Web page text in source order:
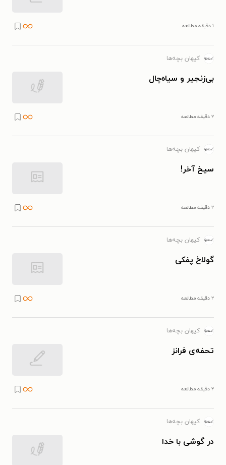
۱ دقیقه مطالعه
کیهان بچه‌ها
بی‌زنجیر و سیاه‌چال
۲ دقیقه مطالعه
کیهان بچه‌ها
سیخ آخر!
۲ دقیقه مطالعه
کیهان بچه‌ها
گولاخ پفکی
۲ دقیقه مطالعه
کیهان بچه‌ها
تحفه‌ی فرانز
۲ دقیقه مطالعه
کیهان بچه‌ها
در گوشی با خدا